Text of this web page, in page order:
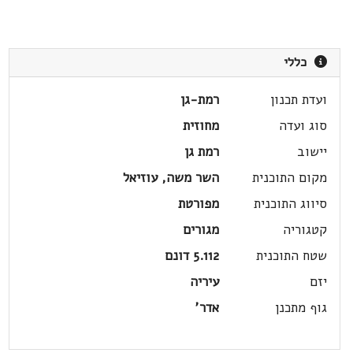
כללי
ועדת תכנון
רמת-גן
סוג ועדה
מחוזית
יישוב
רמת גן
מקום התוכנית
השר משה, עוזיאל
סיווג התוכנית
מפורטת
קטגוריה
מגורים
שטח התוכנית
5.112 דונם
יזם
עיריה
גוף מתכנן
אדר'